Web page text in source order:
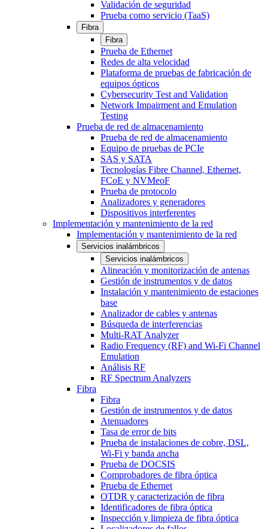
Validación de seguridad
Prueba como servicio (TaaS)
Fibra
Fibra
Prueba de Ethernet
Redes de alta velocidad
Plataforma de pruebas de fabricación de
equipos ópticos
Cybersecurity Test and Validation
Network Impairment and Emulation
Testing
Prueba de red de almacenamiento
Prueba de red de almacenamiento
Equipo de pruebas de PCIe
SAS y SATA
Tecnologías Fibre Channel, Ethernet,
FCoE y NVMeoF
Prueba de protocolo
Analizadores y generadores
Dispositivos interferentes
Implementación y mantenimiento de la red
Implementación y mantenimiento de la red
Servicios inalámbricos
Servicios inalámbricos
Alineación y monitorización de antenas
Gestión de instrumentos y de datos
Instalación y mantenimiento de estaciones
base
Analizador de cables y antenas
Búsqueda de interferencias
Multi-RAT Analyzer
Radio Frequency (RF) and Wi-Fi Channel
Emulation
Análisis RF
RF Spectrum Analyzers
Fibra
Fibra
Gestión de instrumentos y de datos
Atenuadores
Tasa de error de bits
Prueba de instalaciones de cobre, DSL,
Wi-Fi y banda ancha
Prueba de DOCSIS
Comprobadores de fibra óptica
Prueba de Ethernet
OTDR y caracterización de fibra
Identificadores de fibra óptica
Inspección y limpieza de fibra óptica